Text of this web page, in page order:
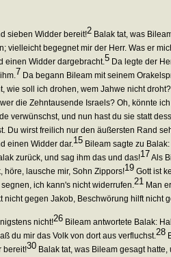
sieben Widder bereit!2 Balak tat, was
begegnet mir der Herr. Was er
einen Widder dargebracht.5 Da legte der
7 Da begann Bileam mit seinem
wie soll ich drohen, wem Jahwe nicht droht?
die Zehntausende Israels? Oh, könnte
verwünschst, und nun hast du sie statt
wirst freilich nur den äußersten Rand
einen Widder dar. 15 Bileam sagte zu
zurück, und sag ihm das und das!17Als
höre, lausche mir, Sohn Zippors!19 Gott ist
ich kann's nicht widerrufen. 21 Man
nicht gegen Jakob, Beschwörung hilft nicht
nicht!26 Bileam antwortete Balak:
du mir das Volk von dort aus verfluchst. 28
bereit!30 Balak tat, was Bileam gesagt